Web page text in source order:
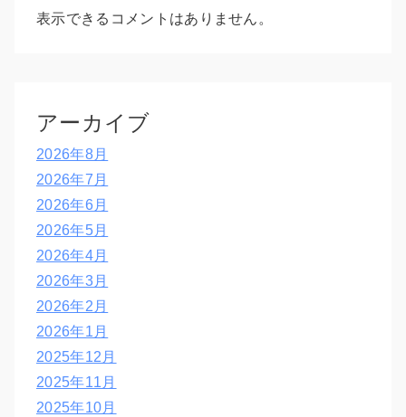
表示できるコメントはありません。
アーカイブ
2026年8月
2026年7月
2026年6月
2026年5月
2026年4月
2026年3月
2026年2月
2026年1月
2025年12月
2025年11月
2025年10月